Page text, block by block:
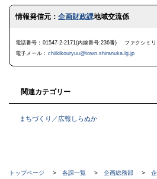
ト
る
情報発信元： 企画財政課地域交流係
電話番号 01547-2-2171(内線番号:236番) ファクシミリ
電子メール
chiikikouryuu@town.shiranuka.lg.jp
関連カテゴリー
まちづくり／広報しらぬか
現
トップページ 各課一覧 企画総務部